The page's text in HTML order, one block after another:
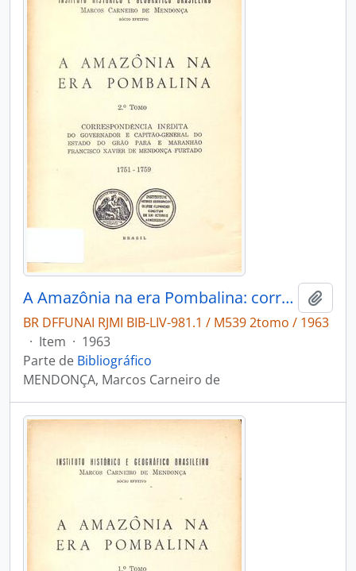
A Amazônia na era Pombalina: correspondência inédita do governador e capitão-general do Estado do Grão Pará e Maranhão Francisco Xavier de Mendonça Furtado, 1751-1759.
BR DFFUNAI RJMI BIB-LIV-981.1 / M539 2tomo / 1963
· Item · 1963
Parte de Bibliográfico
MENDONÇA, Marcos Carneiro de